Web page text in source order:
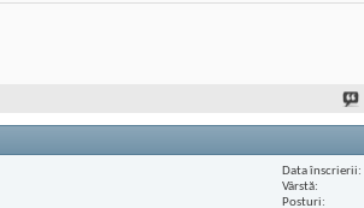
Data înscrierii
Vârstă
Posturi